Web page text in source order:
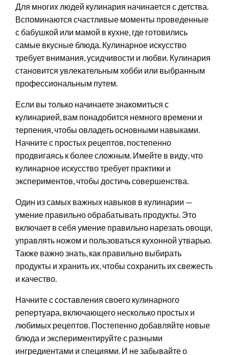
Для многих людей кулинария начинается с детства.
Вспоминаются счастливые моменты проведенные
с бабушкой или мамой в кухне, где готовились
самые вкусные блюда. Кулинарное искусство
требует внимания, усидчивости и любви. Кулинария
становится увлекательным хобби или выбранным
профессиональным путем.
Если вы только начинаете знакомиться с
кулинарией, вам понадобится немного времени и
терпения, чтобы овладеть основными навыками.
Начните с простых рецептов, постепенно
продвигаясь к более сложным. Имейте в виду, что
кулинарное искусство требует практики и
экспериментов, чтобы достичь совершенства.
Один из самых важных навыков в кулинарии —
умение правильно обрабатывать продукты. Это
включает в себя умение правильно нарезать овощи,
управлять ножом и пользоваться кухонной утварью.
Также важно знать, как правильно выбирать
продукты и хранить их, чтобы сохранить их свежесть
и качество.
Начните с составления своего кулинарного
репертуара, включающего несколько простых и
любимых рецептов. Постепенно добавляйте новые
блюда и экспериментируйте с разными
ингредиентами и специями. И не забывайте о